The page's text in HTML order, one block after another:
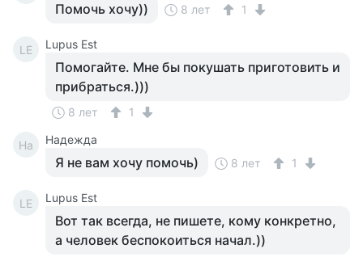
Помочь хочу)) 8 лет 1
LE Lupus Est
Помогайте. Мне бы покушать приготовить и
прибраться.)))
8 лет 1
На Надежда
Я не вам хочу помочь) 8 лет 1
LE Lupus Est
Вот так всегда, не пишете, кому конкретно,
а человек беспокоиться начал.))